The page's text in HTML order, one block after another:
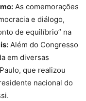
As comemorações
e diálogo,
de equilíbrio” na
Além do Congresso
em diversas
que realizou
nacional do